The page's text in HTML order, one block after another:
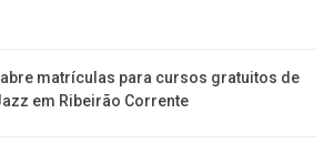
matrículas para cursos gratuitos de
em Ribeirão Corrente